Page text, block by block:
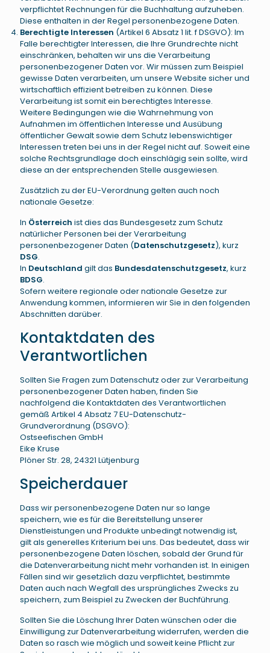
verpflichtet Rechnungen für die Buchhaltung aufzuheben.
Diese enthalten in der Regel personenbezogene Daten.
Berechtigte Interessen (Artikel 6 Absatz 1 lit. f DSGVO): Im
Falle berechtigter Interessen, die Ihre Grundrechte nicht
einschränken, behalten wir uns die Verarbeitung
personenbezogener Daten vor. Wir müssen zum Beispiel
gewisse Daten verarbeiten, um unsere Website sicher und
wirtschaftlich effizient betreiben zu können. Diese
Verarbeitung ist somit ein berechtigtes Interesse.
Weitere Bedingungen wie die Wahrnehmung von
Aufnahmen im öffentlichen Interesse und Ausübung
öffentlicher Gewalt sowie dem Schutz lebenswichtiger
Interessen treten bei uns in der Regel nicht auf. Soweit eine
solche Rechtsgrundlage doch einschlägig sein sollte, wird
diese an der entsprechenden Stelle ausgewiesen.
Zusätzlich zu der EU-Verordnung gelten auch noch
nationale Gesetze:
In Österreich ist dies das Bundesgesetz zum Schutz
natürlicher Personen bei der Verarbeitung
personenbezogener Daten (Datenschutzgesetz), kurz
DSG.
In Deutschland gilt das Bundesdatenschutzgesetz, kurz
BDSG.
Sofern weitere regionale oder nationale Gesetze zur
Anwendung kommen, informieren wir Sie in den folgenden
Abschnitten darüber.
Kontaktdaten des
Verantwortlichen
Sollten Sie Fragen zum Datenschutz oder zur Verarbeitung
personenbezogener Daten haben, finden Sie
nachfolgend die Kontaktdaten des Verantwortlichen
gemäß Artikel 4 Absatz 7 EU-Datenschutz-
Grundverordnung (DSGVO):
Ostseefischen GmbH
Eike Kruse
Plöner Str. 28, 24321 Lütjenburg
Speicherdauer
Dass wir personenbezogene Daten nur so lange
speichern, wie es für die Bereitstellung unserer
Dienstleistungen und Produkte unbedingt notwendig ist,
gilt als generelles Kriterium bei uns. Das bedeutet, dass wir
personenbezogene Daten löschen, sobald der Grund für
die Datenverarbeitung nicht mehr vorhanden ist. In einigen
Fällen sind wir gesetzlich dazu verpflichtet, bestimmte
Daten auch nach Wegfall des ursprüngliches Zwecks zu
speichern, zum Beispiel zu Zwecken der Buchführung.
Sollten Sie die Löschung Ihrer Daten wünschen oder die
Einwilligung zur Datenverarbeitung widerrufen, werden die
Daten so rasch wie möglich und soweit keine Pflicht zur